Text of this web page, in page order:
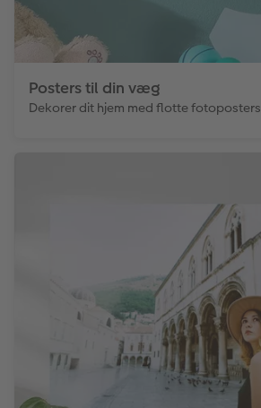
Posters til din væg
Dekorer dit hjem med flotte fotoposters